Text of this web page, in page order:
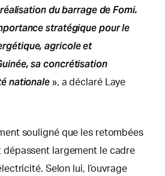
du barrage de Fomi.
stratégique pour le
agricole et
sa concrétisation
nationale », a déclaré Laye
souligné que les retombées
largement le cadre
Selon lui, l’ouvrage